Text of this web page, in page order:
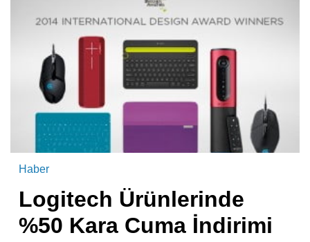
Haber
Logitech Ürünlerinde
%50 Kara Cuma İndirimi